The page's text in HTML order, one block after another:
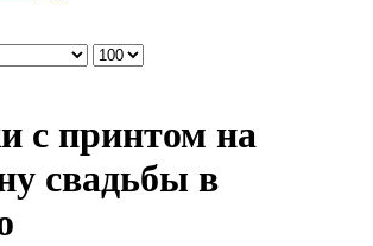
с принтом на
свадьбы в